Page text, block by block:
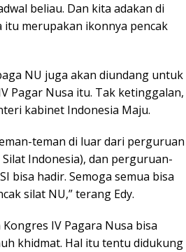
beliau. Dan kita adakan di
itu merupakan ikonnya pencak
NU juga akan diundang untuk
Pagar Nusa itu. Tak ketinggalan,
kabinet Indonesia Maju.
teman di luar dari perguruan
Indonesia), dan perguruan-
bisa hadir. Semoga semua bisa
silat NU,” terang Edy.
IV Pagara Nusa bisa
khidmat. Hal itu tentu didukung